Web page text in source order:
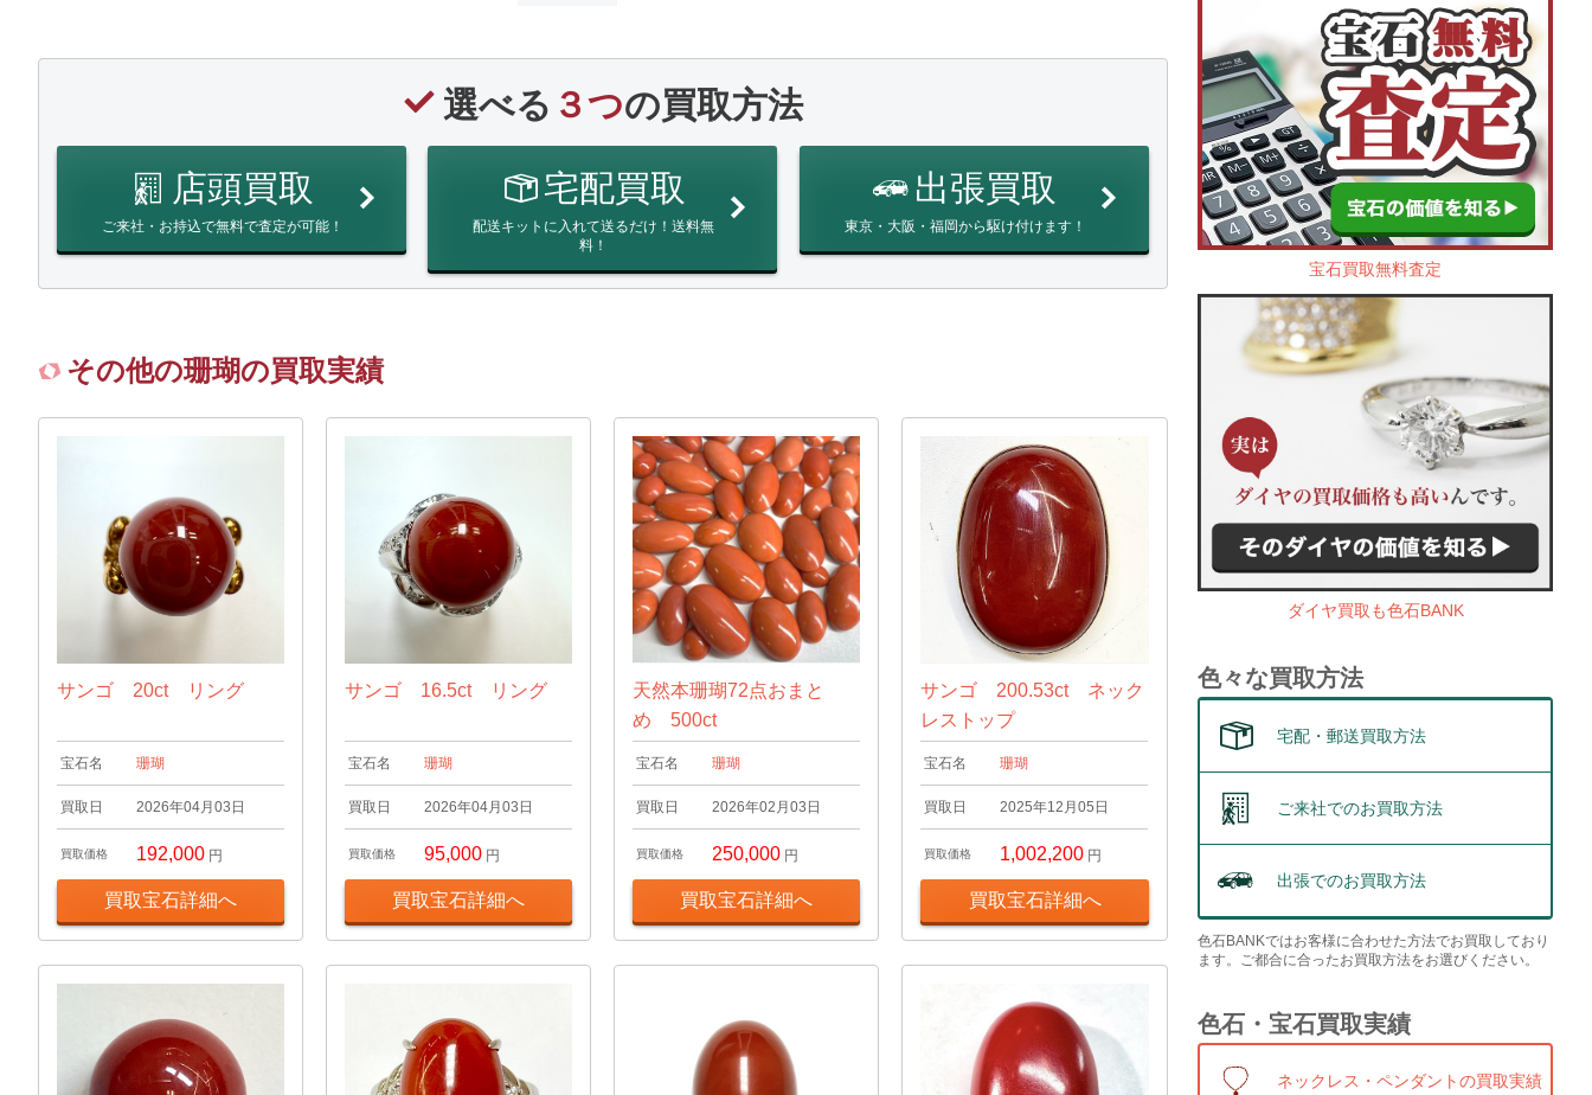
選べる ３つの買取方法
店頭買取
ご来社・お持込で無料で査定が可能！
宅配買取
配送キットに入れて送るだけ！送料無
料！
出張買取
東京・大阪・福岡から駆け付けます！
その他の珊瑚の買取実績
サンゴ 20ct リング
宝石名 珊瑚
買取日 2026年04月03日
買取価格 192,000 円
買取宝石詳細へ
サンゴ 16.5ct リング
宝石名 珊瑚
買取日 2026年04月03日
買取価格 95,000 円
買取宝石詳細へ
天然本珊瑚72点おまと
め 500ct
宝石名 珊瑚
買取日 2026年02月03日
買取価格 250,000 円
買取宝石詳細へ
サンゴ 200.53ct ネック
レストップ
宝石名 珊瑚
買取日 2025年12月05日
買取価格 1,002,200 円
買取宝石詳細へ
宝石買取無料査定
ダイヤ買取も色石BANK
色々な買取方法
宅配・郵送買取方法
ご来社でのお買取方法
出張でのお買取方法
色石BANKではお客様に合わせた方法でお買取しており
ます。ご都合に合ったお買取方法をお選びください。
色石・宝石買取実績
ネックレス・ペンダントの買取実績